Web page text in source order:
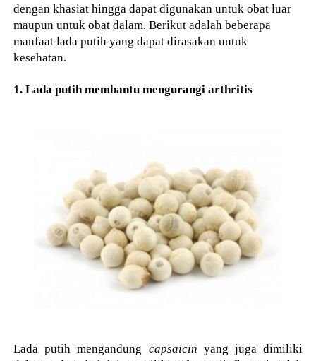
dengan khasiat hingga dapat digunakan untuk obat luar
maupun untuk obat dalam. Berikut adalah beberapa
manfaat lada putih yang dapat dirasakan untuk
kesehatan.
1. Lada putih membantu mengurangi arthritis
Lada putih mengandung capsaicin yang juga dimiliki